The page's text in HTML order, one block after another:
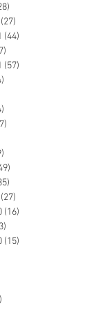
(27)
(44)
(57)
(27)
(16)
(15)